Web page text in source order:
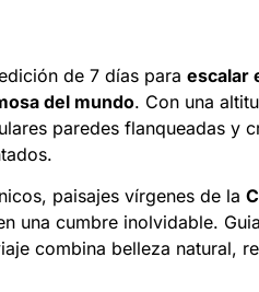
de 7 días para escalar
del mundo. Con una
paredes flanqueadas y
paisajes vírgenes de la
una cumbre inolvidable.
combina belleza natural,